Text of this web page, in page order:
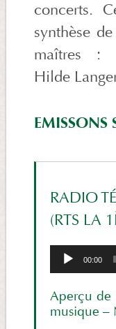
concerts.
synthèse
maîtres :
Hilde
EMISSONS
RADIO
(RTS LA
Lecteur
audio
00:00
Aperçu de
musique –